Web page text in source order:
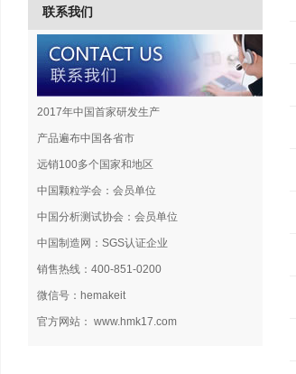
联系我们
2017年中国首家研发生产
产品遍布中国各省市
远销100多个国家和地区
中国颗粒学会：会员单位
中国分析测试协会：会员单位
中国制造网：SGS认证企业
销售热线：400-851-0200
微信号：hemakeit
官方网站： www.hmk17.com